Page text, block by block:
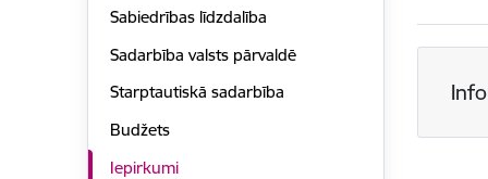
Sabiedrības līdzdalība
Sadarbība valsts pārvaldē
Starptautiskā sadarbība
Budžets
Iepirkumi